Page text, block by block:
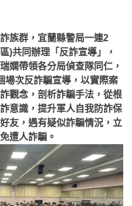
族群，宜蘭縣警局一連2
)共同辦理「反詐宣導」，
嫻帶領各分局偵查隊同仁，
場次反詐騙宣導，以實際案
觀念，剖析詐騙手法，從根
意識，提升軍人自我防詐保
友，遇有疑似詐騙情況，立
遭人詐騙。